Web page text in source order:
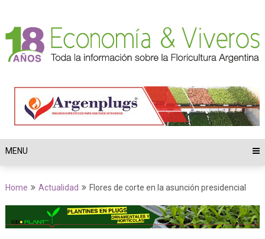
content
MENU
Home Actualidad Flores de corte en la asunción presidencial